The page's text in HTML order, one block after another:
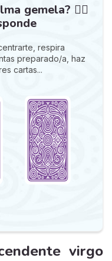
gemela? ❤️‍🔥
respira
preparado/a, haz
cartas...
virgo